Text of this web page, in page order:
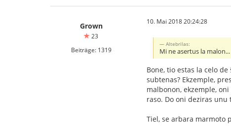
Grown
23
Beiträge: 1319
10. Mai 2018 20:24:28
Altebrilas:
Mi ne asertus la malon...
Bone, tio estas la celo
subtenas? Ekzemple,
malbonon, ekzemple,
raso. Do oni deziras
Tiel, se arbara marmoto